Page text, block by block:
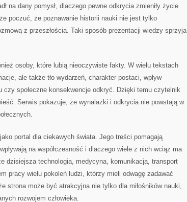
na dany pomysł, dlaczego pewne odkrycia zmieniły życie
poczuć, że poznawanie historii nauki nie jest tylko
z przeszłością. Taki sposób prezentacji wiedzy sprzyja
osoby, które lubią nieoczywiste fakty. W wielu tekstach
ale także tło wydarzeń, charakter postaci, wpływ
czy społeczne konsekwencje odkryć. Dzięki temu czytelnik
Serwis pokazuje, że wynalazki i odkrycia nie powstają w
portal dla ciekawych świata. Jego treści pomagają
na współczesność i dlaczego wiele z nich wciąż ma
dzisiejsza technologia, medycyna, komunikacja, transport
pracy wielu pokoleń ludzi, którzy mieli odwagę zadawać
strona może być atrakcyjna nie tylko dla miłośników nauki,
rozwojem człowieka.